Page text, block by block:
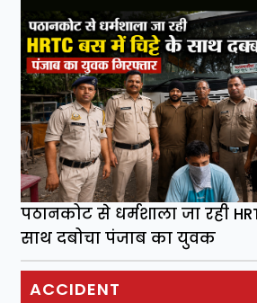
पठानकोट से धर्मशाला जा रही
साथ दबोचा पंजाब का युवक
ACCIDENT